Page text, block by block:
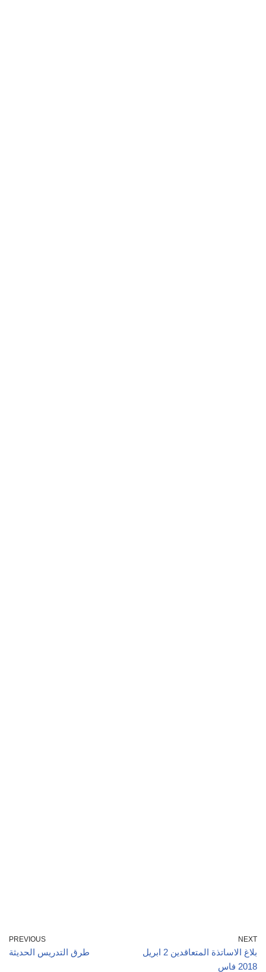
PREVIOUS
طرق التدريس الحديثة
NEXT
بلاغ الاساتذة المتعاقدين 2 ابريل
2018 فاس